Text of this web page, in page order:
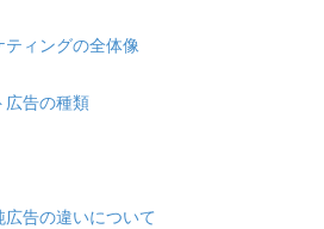
ィングの全体像
広告の種類
告の違いについて